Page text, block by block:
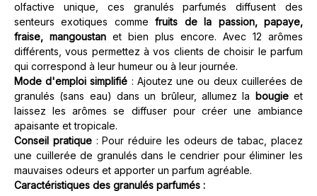
olfactive unique, ces granulés parfumés diffusent des
senteurs exotiques commefruits de la passion, papaye,
fraise, mangoustan et bien plus encore. Avec 12 arômes
différents, vous permettez à vos clients de choisir le parfum
qui correspond à leur humeur ou à leur journée.
Mode d'emploi simplifié : Ajoutez une ou deux cuillerées de
granulés (sans eau) dans un brûleur, allumez la
bougieet
laissez les arômes se diffuser pour créer une ambiance
apaisante et tropicale.
Conseil pratique : Pour réduire les odeurs de tabac, placez
une cuillerée de granulés dans le cendrier pour éliminer les
mauvaises odeurs et apporter un parfum agréable.
Caractéristiques des granulés parfumés :